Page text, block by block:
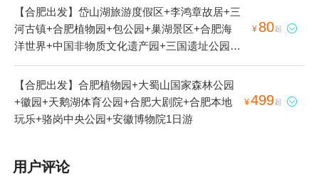
【合肥出发】岱山湖旅游度假区+李鸿章故居+三
河古镇+合肥植物园+包公园+巢湖景区+合肥海
洋世界+中国非物质文化遗产园+三国遗址公园
+祥源花世界+合肥本地玩乐+合肥滨湖国家森林
公园+白龙机场+出众通航飞行营地1日游
¥ 80起 
【合肥出发】合肥植物园+大蜀山国家森林公园
+徽园+天鹅湖体育公园+合肥大剧院+合肥本地
玩乐+骆岗中央公园+安徽博物院1日游
¥499起 
用户评论